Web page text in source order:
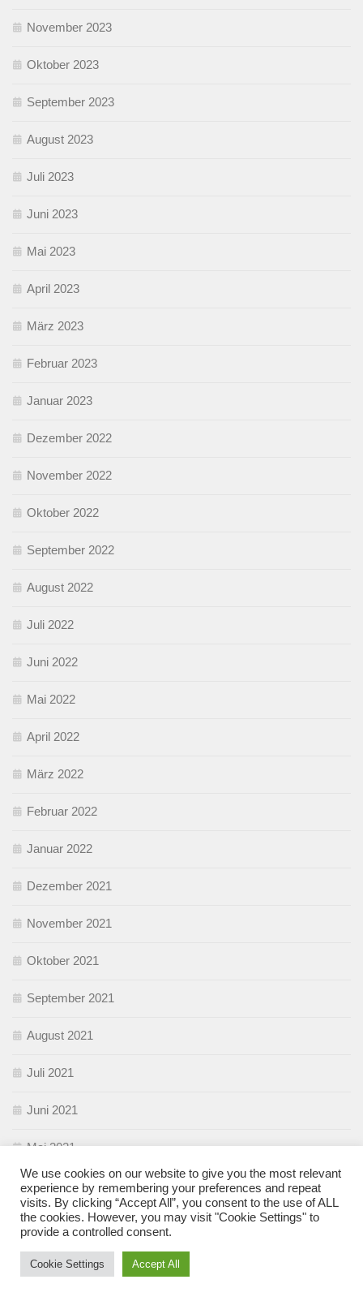
November 2023
Oktober 2023
September 2023
August 2023
Juli 2023
Juni 2023
Mai 2023
April 2023
März 2023
Februar 2023
Januar 2023
Dezember 2022
November 2022
Oktober 2022
September 2022
August 2022
Juli 2022
Juni 2022
Mai 2022
April 2022
März 2022
Februar 2022
Januar 2022
Dezember 2021
November 2021
Oktober 2021
September 2021
August 2021
Juli 2021
Juni 2021
Mai 2021
April 2021
März 2021
Februar 2021
We use cookies on our website to give you the most relevant
experience by remembering your preferences and repeat
visits. By clicking “Accept All”, you consent to the use of ALL
the cookies. However, you may visit "Cookie Settings" to
provide a controlled consent.
Cookie Settings Accept All